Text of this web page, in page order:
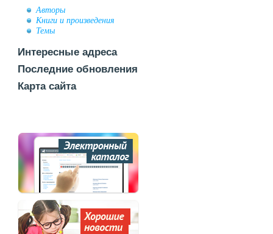
Авторы
Книги и произведения
Темы
Интересные адреса
Последние обновления
Карта сайта